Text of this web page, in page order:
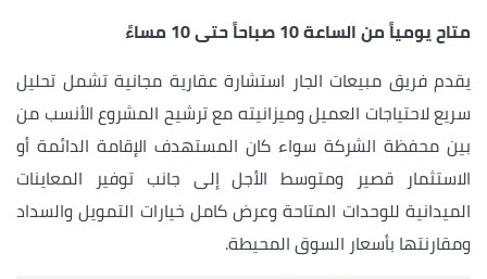
متاح يومياً من الساعة 10 صباحاً حتى 10 مساءً
يقدم فريق مبيعات الجار استشارة عقارية مجانية تشمل تحليل
سريع لاحتياجات العميل وميزانيته مع ترشيح المشروع الأنسب من
بين محفظة الشركة سواء كان المستهدف الإقامة الدائمة أو
الاستثمار قصير ومتوسط الأجل إلى جانب توفير المعاينات
الميدانية للوحدات المتاحة وعرض كامل خيارات التمويل والسداد
ومقارنتها بأسعار السوق المحيطة.